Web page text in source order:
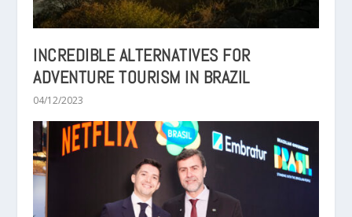
INCREDIBLE ALTERNATIVES FOR
ADVENTURE TOURISM IN BRAZIL
04/12/2023